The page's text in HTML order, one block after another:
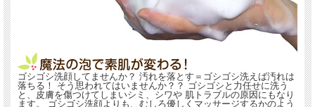
ゴシゴシ洗顔してませんか？ 汚れを落とす＝ゴシゴシ洗えば汚れは
落ちる！ そう思われてはいませんか？？ ゴシゴシと力任せに洗う
と、皮膚を傷つけてしまいシミ、シワや 肌トラブルの原因にもなり
ます。 ゴシゴシ洗顔よりも、むしろ優しくマッサージするかのよう